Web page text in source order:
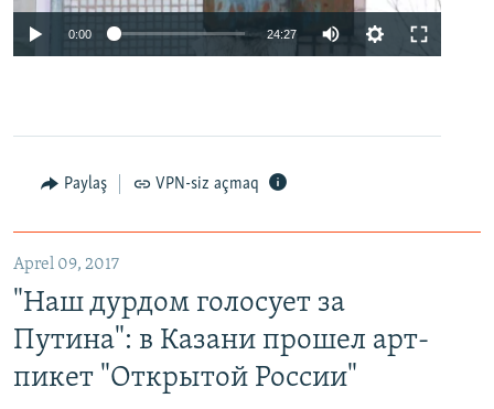
0:00 24:27
Paylaş VPN-siz açmaq
Aprel 09, 2017
"Наш дурдом голосует за
Путина": в Казани прошел арт-
пикет "Открытой России"